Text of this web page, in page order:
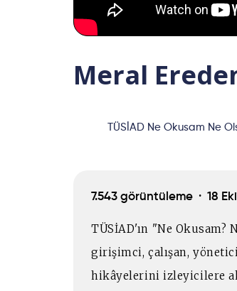
Meral
TÜSİAD Ne Okusam Ne
7.543 görüntüleme · 18
TÜSİAD'ın "Ne Okusam?
girişimci, çalışan,
hikâyelerini izleyicilere